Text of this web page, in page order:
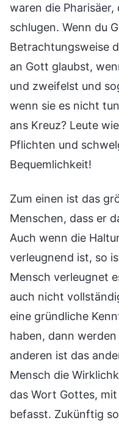
waren die Pharisäer,
schlugen. Wenn du
Betrachtungsweise
an Gott glaubst,
und zweifelst und
wenn sie es nicht
ans Kreuz? Leute
Pflichten und
Bequemlichkeit!
Zum einen ist das
Menschen, dass er
Auch wenn die
verleugnend ist, so
Mensch verleugnet
auch nicht
eine gründliche
haben, dann
anderen ist das
Mensch die
das Wort Gottes,
befasst. Zukünftig